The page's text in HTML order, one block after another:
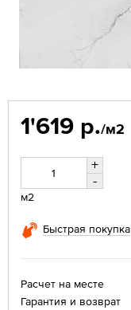
1'619 р./м2
+
-
м2
Быстрая покупка
Расчет на месте
Гарантия и возврат